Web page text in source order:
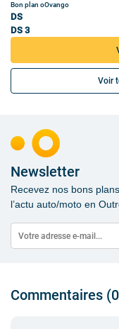
Bon plan oOvango
DS
DS 3
Voir
Newsletter
Recevez nos bons
l’actu auto/moto en
Commentaires